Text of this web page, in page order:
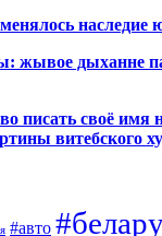
наследие
жывое дыханне
писать своё имя
витебского
#авто